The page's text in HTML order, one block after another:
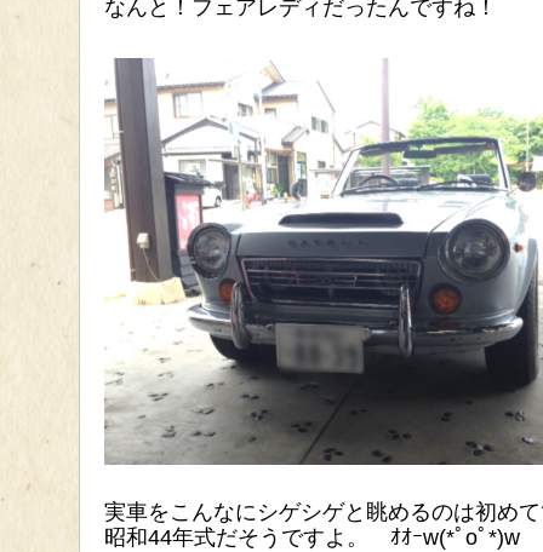
なんと！フェアレディだったんですね！
実車をこんなにシゲシゲと眺めるのは初め
昭和44年式だそうですよ。 ｵｵｰw(*ﾟoﾟ*)w